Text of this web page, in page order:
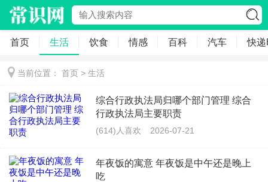
首页 生活 饮食 情感 百科 汽车 快
当前位置： 首页 > 生活
综合行政执法局归哪个部门管理 综合
行政执法局主要职责
(614)人喜欢 2026-07-21
年夜饭的寓意 年夜饭是中午还是晚上
吃